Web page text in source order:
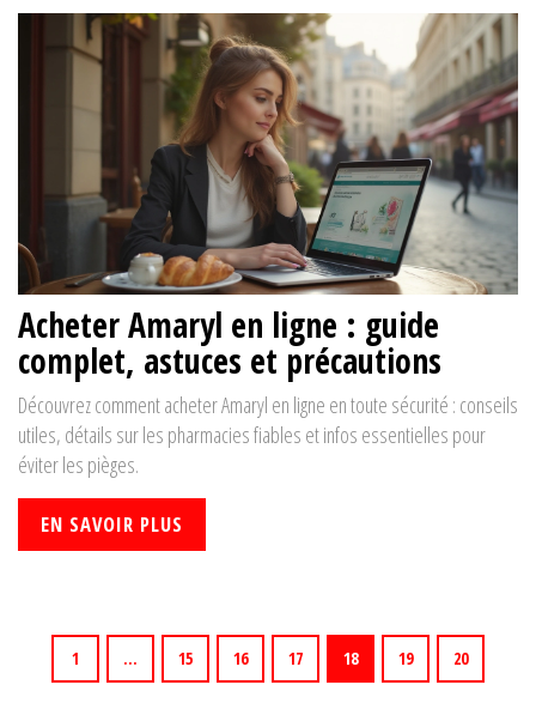
Acheter Amaryl en ligne : guide
complet, astuces et précautions
Découvrez comment acheter Amaryl en ligne en toute sécurité : conseils
utiles, détails sur les pharmacies fiables et infos essentielles pour
éviter les pièges.
EN SAVOIR PLUS
1 … 15 16 17 18 19 20